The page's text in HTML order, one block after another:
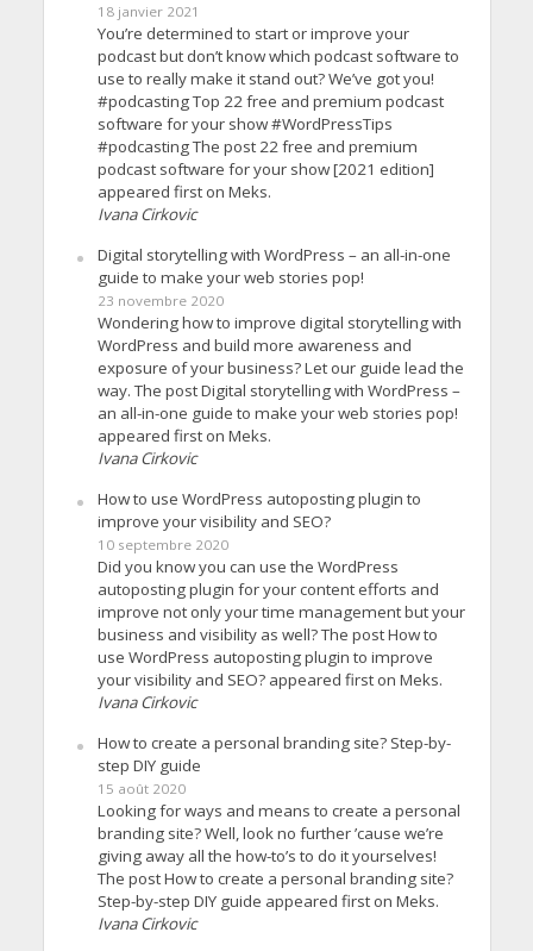
18 janvier 2021
You’re determined to start or improve your
podcast but don’t know which podcast software to
use to really make it stand out? We’ve got you!
#podcasting Top 22 free and premium podcast
software for your show #WordPressTips
#podcasting The post 22 free and premium
podcast software for your show [2021 edition]
appeared first on Meks.
Ivana Cirkovic
Digital storytelling with WordPress – an all-in-one
guide to make your web stories pop!
23 novembre 2020
Wondering how to improve digital storytelling with
WordPress and build more awareness and
exposure of your business? Let our guide lead the
way. The post Digital storytelling with WordPress –
an all-in-one guide to make your web stories pop!
appeared first on Meks.
Ivana Cirkovic
How to use WordPress autoposting plugin to
improve your visibility and SEO?
10 septembre 2020
Did you know you can use the WordPress
autoposting plugin for your content efforts and
improve not only your time management but your
business and visibility as well? The post How to
use WordPress autoposting plugin to improve
your visibility and SEO? appeared first on Meks.
Ivana Cirkovic
How to create a personal branding site? Step-by-
step DIY guide
15 août 2020
Looking for ways and means to create a personal
branding site? Well, look no further ’cause we’re
giving away all the how-to’s to do it yourselves!
The post How to create a personal branding site?
Step-by-step DIY guide appeared first on Meks.
Ivana Cirkovic